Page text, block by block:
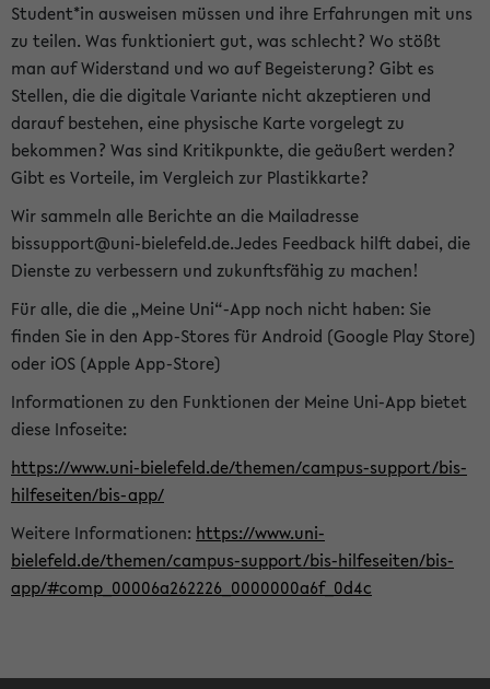
Student*in ausweisen müssen und ihre Erfahrungen mit uns
zu teilen. Was funktioniert gut, was schlecht? Wo stößt
man auf Widerstand und wo auf Begeisterung? Gibt es
Stellen, die die digitale Variante nicht akzeptieren und
darauf bestehen, eine physische Karte vorgelegt zu
bekommen? Was sind Kritikpunkte, die geäußert werden?
Gibt es Vorteile, im Vergleich zur Plastikkarte?
Wir sammeln alle Berichte an die Mailadresse
bissupport@uni-bielefeld.de.Jedes Feedback hilft dabei, die
Dienste zu verbessern und zukunftsfähig zu machen!
Für alle, die die „Meine Uni“-App noch nicht haben: Sie
finden Sie in den App-Stores für Android (Google Play Store)
oder iOS (Apple App-Store)
Informationen zu den Funktionen der Meine Uni-App bietet
diese Infoseite:
https://www.uni-bielefeld.de/themen/campus-support/bis-
hilfeseiten/bis-app/
Weitere Informationen: https://www.uni-
bielefeld.de/themen/campus-support/bis-hilfeseiten/bis-
app/#comp_00006a262226_0000000a6f_0d4c